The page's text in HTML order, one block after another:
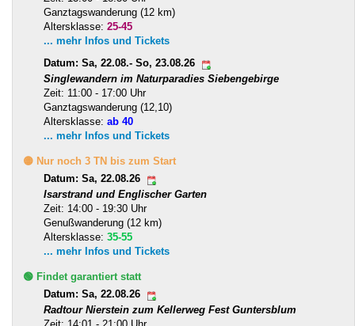
Ganztagswanderung (12 km)
Altersklasse: 25-45
... mehr Infos und Tickets
Datum: Sa, 22.08.- So, 23.08.26
Singlewandern im Naturparadies Siebengebirge
Zeit: 11:00 - 17:00 Uhr
Ganztagswanderung (12,10)
Altersklasse: ab 40
... mehr Infos und Tickets
🟡 Nur noch 3 TN bis zum Start
Datum: Sa, 22.08.26
Isarstrand und Englischer Garten
Zeit: 14:00 - 19:30 Uhr
Genußwanderung (12 km)
Altersklasse: 35-55
... mehr Infos und Tickets
🟢 Findet garantiert statt
Datum: Sa, 22.08.26
Radtour Nierstein zum Kellerweg Fest Guntersblum